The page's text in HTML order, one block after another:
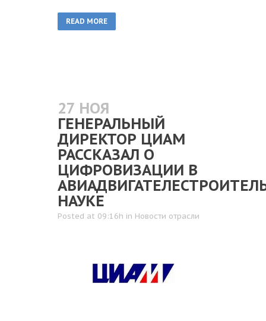
READ MORE
27 НОЯ
ГЕНЕРАЛЬНЫЙ
ДИРЕКТОР ЦИАМ
РАССКАЗАЛ О
ЦИФРОВИЗАЦИИ В
НАУКЕ
Posted at 09:16h in Новости отрасли